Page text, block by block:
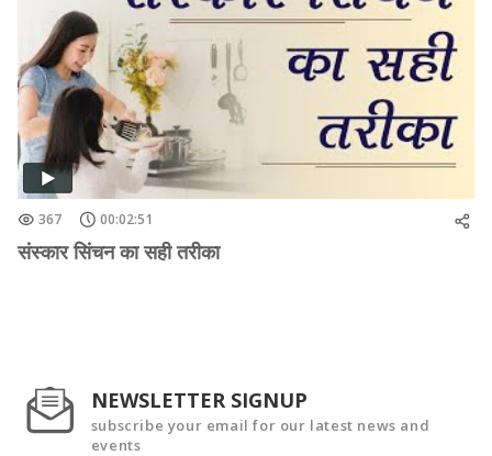
367 00:02:51
संस्कार सिंचन का सही तरीका
NEWSLETTER SIGNUP
subscribe your email for our latest news and
events